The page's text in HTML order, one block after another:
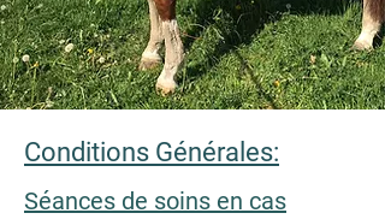
Conditions Générales:
Séances de soins en cas